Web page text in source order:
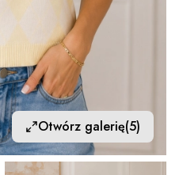
Otwórz galerię(5)